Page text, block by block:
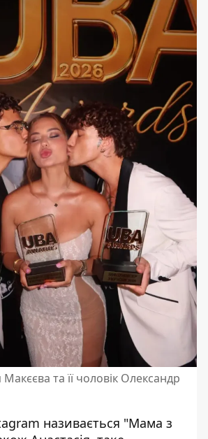
та її чоловік Олександр
називається "Мама з